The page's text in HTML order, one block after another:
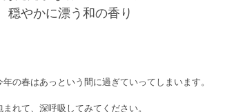
穏やかに漂う和の香り
の春はあっという間に過ぎていってしまいます。
れて、深呼吸してみてください。